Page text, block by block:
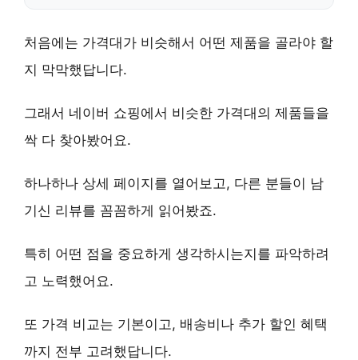
처음에는 가격대가 비슷해서 어떤 제품을 골라야 할
지 막막했답니다.
그래서 네이버 쇼핑에서 비슷한 가격대의 제품들을
싹 다 찾아봤어요.
하나하나 상세 페이지를 열어보고, 다른 분들이 남
기신 리뷰를 꼼꼼하게 읽어봤죠.
특히 어떤 점을 중요하게 생각하시는지를 파악하려
고 노력했어요.
또 가격 비교는 기본이고, 배송비나 추가 할인 혜택
까지 전부 고려했답니다.